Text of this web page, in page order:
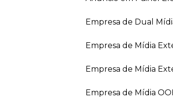
Empresa de Dual
Empresa de Mídia
Empresa de Mídia
Empresa de Mídia